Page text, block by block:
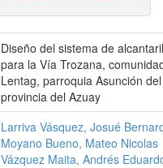
Diseño del sistema de
para la Vía Trozana,
Lentag, parroquia Asunción
provincia del Azuay
Larriva Vásquez, Josué
Moyano Bueno, Mateo Nicolas
Vázquez Maita, Andrés